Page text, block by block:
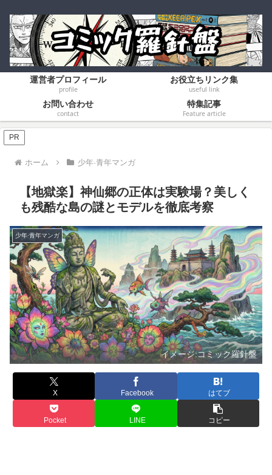
運営者プロフィール
profile
お役立ちリンク集
useful link
お問い合わせ
contact
特集記事
Feature article
PR
ホーム 少年·青年マンガ
​【地獄楽】神仙郷の正体は実験場？美しく
も残酷な島の謎とモデルを徹底考察
少年·青年マンガ
イメージ:コミック羅針盤
X Facebook はてブ
Pocket LINE コピー